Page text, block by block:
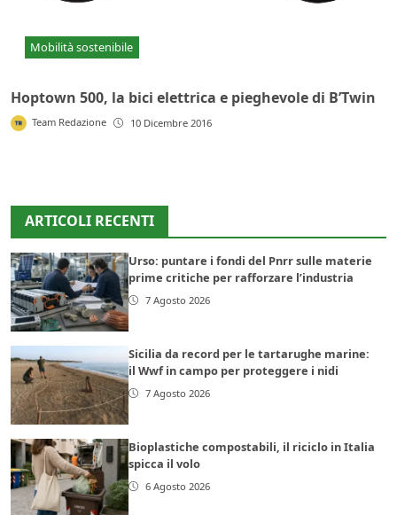
Mobilità sostenibile
Hoptown 500, la bici elettrica e pieghevole di B’Twin
Team Redazione 10 Dicembre 2016
ARTICOLI RECENTI
Urso: puntare i fondi del Pnrr sulle materie
prime critiche per rafforzare l’industria
7 Agosto 2026
Sicilia da record per le tartarughe marine:
il Wwf in campo per proteggere i nidi
7 Agosto 2026
Bioplastiche compostabili, il riciclo in Italia
spicca il volo
6 Agosto 2026